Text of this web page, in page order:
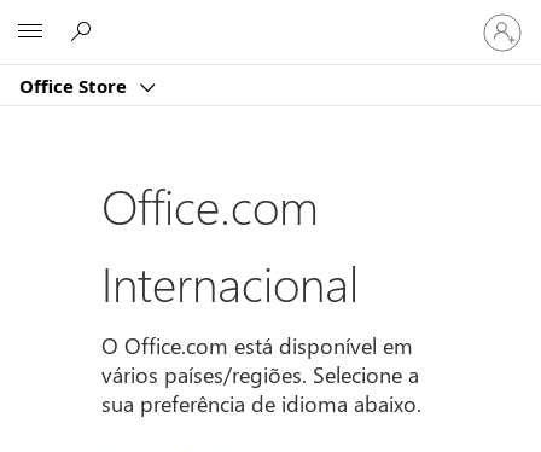
Office Store
Iniciar
sessão
na
Office.com
Internacional
O Office.com está disponível em
vários países/regiões. Selecione a
sua preferência de idioma abaixo.